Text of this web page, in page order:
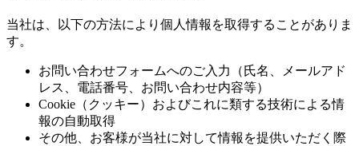
当社は、以下の方法により個人情報を取得することがありま
す。
お問い合わせフォームへのご入力（氏名、メールアド
レス、電話番号、お問い合わせ内容等）
Cookie（クッキー）およびこれに類する技術による情
報の自動取得
その他、お客様が当社に対して情報を提供いただく際